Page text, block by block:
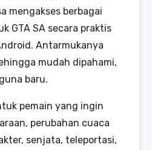
mengakses berbagai
GTA SA secara praktis
Antarmukanya
mudah dipahami,
baru.
pemain yang ingin
perubahan cuaca
senjata, teleportasi,